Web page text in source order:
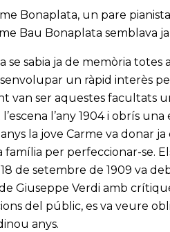
Bonaplata, un pare
Bau Bonaplata semblava
sabia ja de memòria totes
un ràpid interès
van ser aquestes facultats
l’any 1904 i obrís
la jove Carme va donar
família per perfeccionar-se.
de setembre de 1909 va
de Giuseppe Verdi amb
del públic, es va veure
anys.